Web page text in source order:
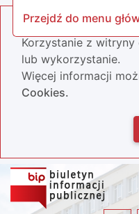
Przejdź do menu
Nasza strona
Korzystanie z
lub wykorzystanie.
Więcej informacji
Cookies.